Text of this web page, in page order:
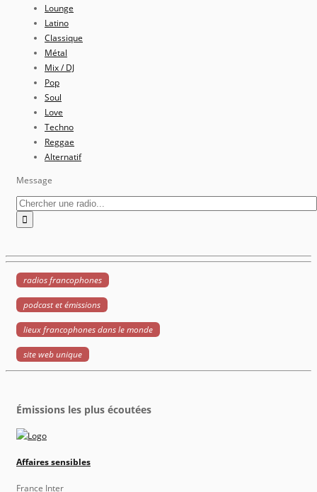
Lounge
Latino
Classique
Métal
Mix / DJ
Pop
Soul
Love
Techno
Reggae
Alternatif
Message
radios francophones
podcast et émissions
lieux francophones dans le monde
site web unique
Émissions les plus écoutées
Affaires sensibles
France Inter